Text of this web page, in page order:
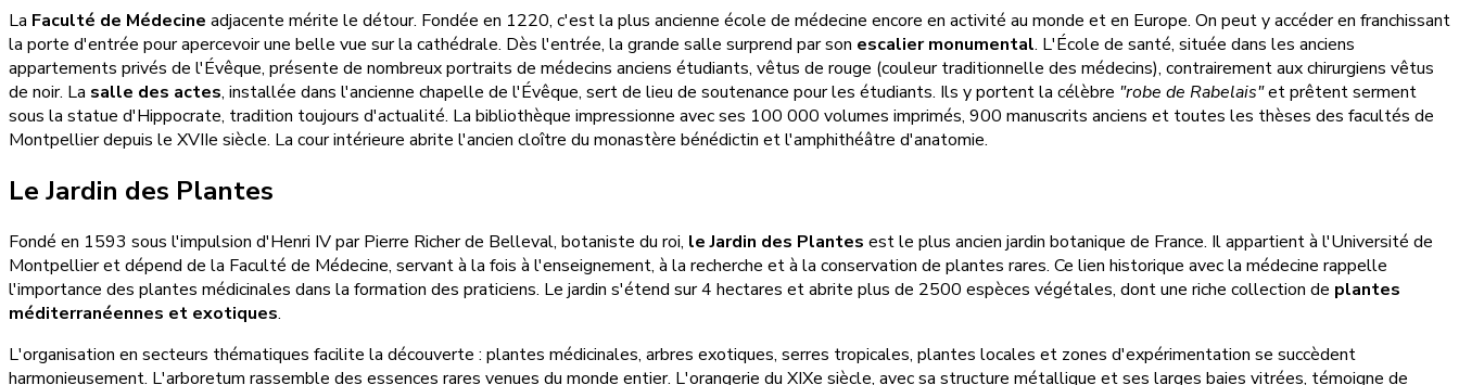
La Faculté de Médecine adjacente mérite le détour. Fondée en 1220, c'est la plus ancienne école de médecine encore en activité au monde et en Europe. On peut y accéder en franchissant
la porte d'entrée pour apercevoir une belle vue sur la cathédrale. Dès l'entrée, la grande salle surprend par son escalier monumental. L'École de santé, située dans les anciens
appartements privés de l'Évêque, présente de nombreux portraits de médecins anciens étudiants, vêtus de rouge (couleur traditionnelle des médecins), contrairement aux chirurgiens vêtus
de noir. La salle des actes, installée dans l'ancienne chapelle de l'Évêque, sert de lieu de soutenance pour les étudiants. Ils y portent la célèbre "robe de Rabelais"et prêtent serment
sous la statue d'Hippocrate, tradition toujours d'actualité. La bibliothèque impressionne avec ses 100 000 volumes imprimés, 900 manuscrits anciens et toutes les thèses des facultés de
Montpellier depuis le XVIIe siècle. La cour intérieure abrite l'ancien cloître du monastère bénédictin et l'amphithéâtre d'anatomie.
Le Jardin des Plantes
Fondé en 1593 sous l'impulsion d'Henri IV par Pierre Richer de Belleval, botaniste du roi, le Jardin des Plantes est le plus ancien jardin botanique de France. Il appartient à l'Université de
Montpellier et dépend de la Faculté de Médecine, servant à la fois à l'enseignement, à la recherche et à la conservation de plantes rares. Ce lien historique avec la médecine rappelle
l'importance des plantes médicinales dans la formation des praticiens. Le jardin s'étend sur 4 hectares et abrite plus de 2500 espèces végétales, dont une riche collection de plantes
méditerranéennes et exotiques.
L'organisation en secteurs thématiques facilite la découverte : plantes médicinales, arbres exotiques, serres tropicales, plantes locales et zones d'expérimentation se succèdent
harmonieusement. L'arboretum rassemble des essences rares venues du monde entier. L'orangerie du XIXe siècle, avec sa structure métallique et ses larges baies vitrées, témoigne de